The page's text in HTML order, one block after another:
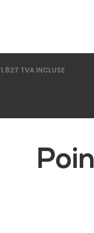
1.827 TVA INCLUSE